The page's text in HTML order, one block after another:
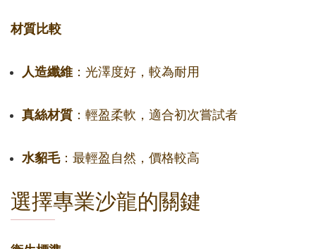
材質比較
人造纖維 ：光澤度好，較為耐用
真絲材質 ：輕盈柔軟，適合初次嘗試者
水貂毛：最輕盈自然，價格較高
選擇專業沙龍的關鍵